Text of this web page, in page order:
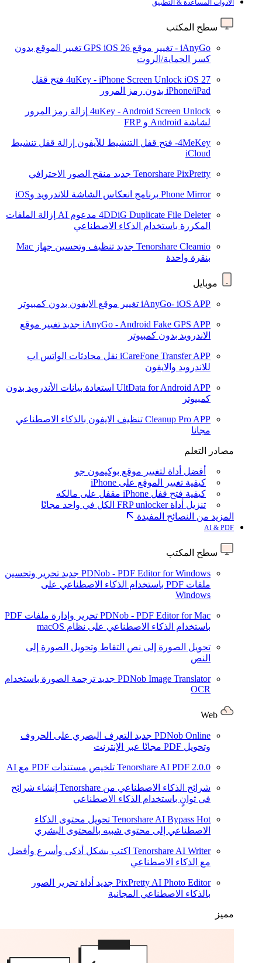
الأدوات المساعدة & التطبيق
سطح المكتب
iAnyGo - تغيير موقع GPS iOS 26
تغيير الموقع بدون
كسر الحماية/الروت
4uKey - iPhone Screen Unlock iOS 27
فتح قفل
iPhone/iPad بدون رمز المرور
4uKey - Android Screen Unlock إزالة رمز المرور
لشاشة Android و FRP
4MeKey- فتح قفل التنشيط للآيفون
إزالة قفل تنشيط
iCloud
Tenorshare PixPretty جديد منقح الصور الاحترافي
Phone Mirror برنامج انعكاس الشاشة للاندرويد وiOS
4DDiG Duplicate File Deleter مدعوم AI
إزالة الملفات
المكررة باستخدام الذكاء الاصطناعي
Tenorshare Cleamio جديد
تنظيف وتحسين جهاز Mac
بنقرة واحدة
موبايل
iAnyGo- iOS APP تغيير موقع الايفون بدون كمبيوتر
iAnyGo - Android Fake GPS APP جديد تغيير موقع
الاندرويد بدون كمبيوتر
iCareFone Transfer APP نقل محادثات الواتس اب
للاندرويد والايفون
UltData for Android APP استعادة بيانات الأندرويد بدون
كمبيوتر
Cleanup Pro APP تنظيف الايفون بالذكاء الاصطناعي
مجانا
مصادر التعلم
أفضل أداة لتغيير موقع بوكيمون جو
كيفية تغيير الموقع على iPhone
كيفية فتح قفل iPhone مقفل على مالكه
تنزيل أداة FRP unlocker الكل في واحد مجانًا
المزيد من النصائح المفيدة
AI & PDF
سطح المكتب
PDNob - PDF Editor for Windows جديد تحرير وتحسين
ملفات PDF باستخدام الذكاء الاصطناعي على
Windows
PDNob - PDF Editor for Mac
تحرير وإدارة ملفات PDF
باستخدام الذكاء الاصطناعي على نظام macOS
تحويل الصورة إلى نص التقاط وتحويل الصورة إلى
النص
PDNob Image Translator جديد ترجمة الصورة باستخدام
OCR
PDNob Online جديد التعرف البصري على الحروف
وتحويل PDF مجانًا عبر الإنترنت
Tenorshare AI PDF 2.0.0 تلخيص مستندات PDF مع AI
شرائح الذكاء الاصطناعي من Tenorshare
إنشاء شرائح
في ثوانٍ باستخدام الذكاء الاصطناعي
Tenorshare AI Bypass Hot
تحويل محتوى الذكاء
الاصطناعي إلى محتوى شبيه بالمحتوى البشري
Tenorshare AI Writer اكتب بشكل أذكى وأسرع وأفضل
مع الذكاء الاصطناعي
PixPretty AI Photo Editor جديد أداة تحرير الصور
بالذكاء الاصطناعي المجانية
مميز